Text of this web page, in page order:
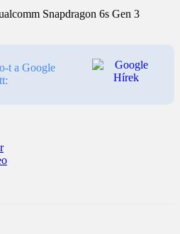
Snapdragon 6s Gen 3
t a Google